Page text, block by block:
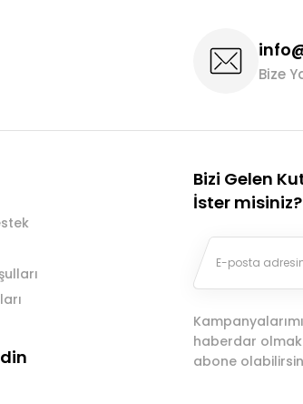
Bize
Bizi Gelen
İster misiniz?
haberdar
abone